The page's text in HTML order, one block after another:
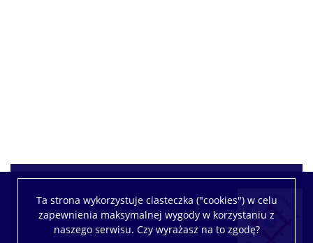
Ta strona wykorzystuje ciasteczka ("cookies") w celu
zapewnienia maksymalnej wygody w korzystaniu z
naszego serwisu. Czy wyrażasz na to zgodę?